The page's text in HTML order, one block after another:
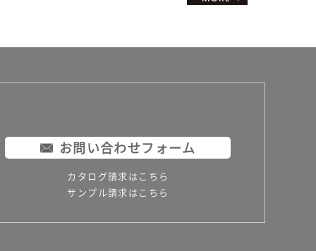
お問い合わせフォーム
カタログ請求はこちら
サンプル請求はこちら